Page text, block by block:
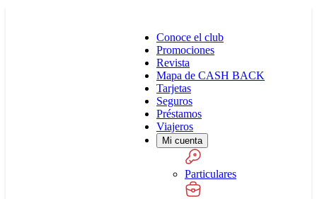
Conoce el club
Promociones
Revista
Mapa de CASH BACK
Tarjetas
Seguros
Préstamos
Viajeros
Mi cuenta
Particulares